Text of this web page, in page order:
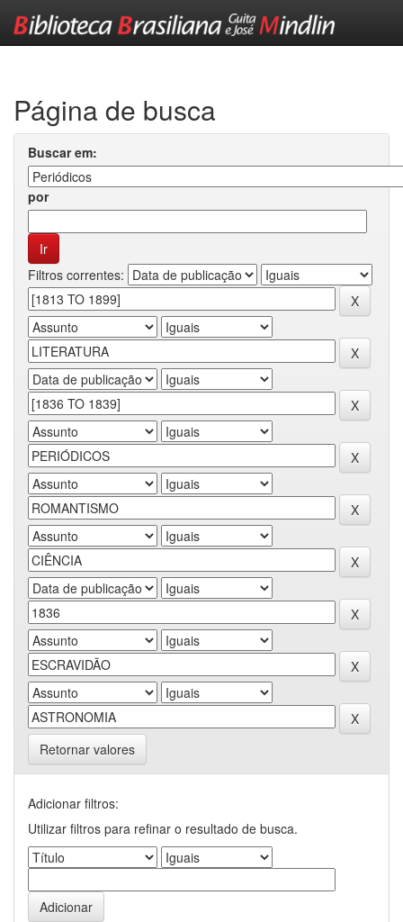
Página de busca
Buscar em:
por
Filtros correntes:
Retornar valores
Adicionar filtros:
Utilizar filtros para refinar o resultado de busca.